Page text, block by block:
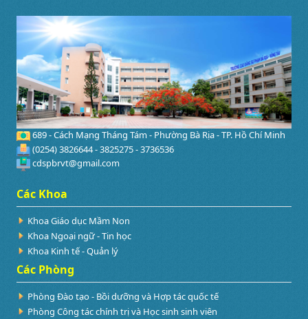
689 - Cách Mạng Tháng Tám - Phường Bà Rịa - TP. Hồ Chí Minh
(0254) 3826644 - 3825275 - 3736536
cdspbrvt@gmail.com
Các Khoa
Khoa Giáo dục Mầm Non
Khoa Ngoại ngữ - Tin học
Khoa Kinh tế - Quản lý
Các Phòng
Phòng Đào tạo - Bồi dưỡng và Hợp tác quốc tế
Phòng Công tác chính trị và Học sinh sinh viên